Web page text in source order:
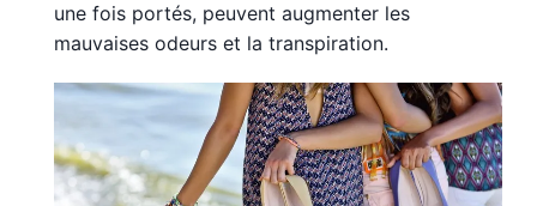
une fois portés, peuvent augmenter les
mauvaises odeurs et la transpiration.